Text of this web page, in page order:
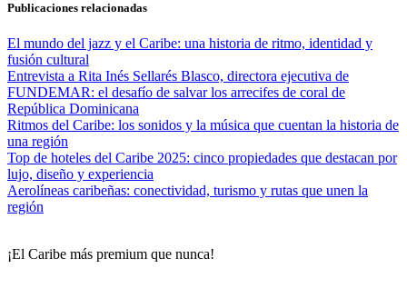
Publicaciones relacionadas
El mundo del jazz y el Caribe: una historia de ritmo, identidad y
fusión cultural
Entrevista a Rita Inés Sellarés Blasco, directora ejecutiva de
FUNDEMAR: el desafío de salvar los arrecifes de coral de
República Dominicana
Ritmos del Caribe: los sonidos y la música que cuentan la historia de
una región
Top de hoteles del Caribe 2025: cinco propiedades que destacan por
lujo, diseño y experiencia
Aerolíneas caribeñas: conectividad, turismo y rutas que unen la
región
¡El Caribe más premium que nunca!